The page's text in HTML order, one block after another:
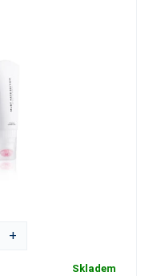
+
Skladem